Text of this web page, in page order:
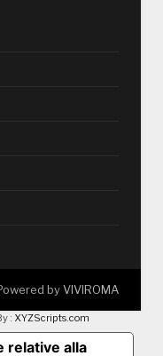
byVIVIROMA
: XYZScripts.com
relative alla